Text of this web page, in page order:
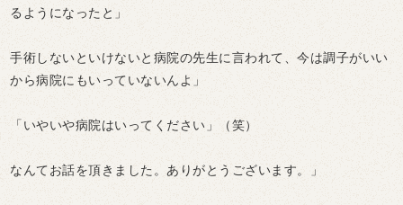
るようになったと」
手術しないといけないと病院の先生に言われて、今は調子がいい
から病院にもいっていないんよ」
「いやいや病院はいってください」（笑）
なんてお話を頂きました。ありがとうございます。」